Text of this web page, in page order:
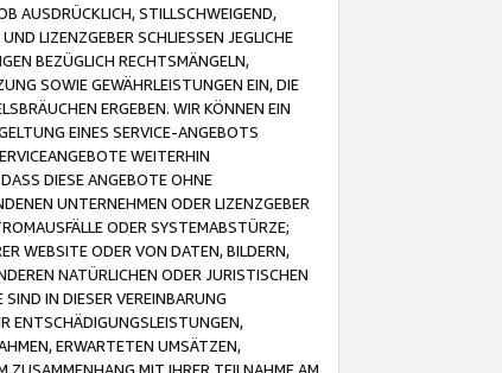
AUSDRÜCKLICH, STILLSCHWEIGEND,
LIZENZGEBER SCHLIESSEN JEGLICHE
BEZÜGLICH RECHTSMÄNGELN,
SOWIE GEWÄHRLEISTUNGEN EIN, DIE
ERGEBEN. WIR KÖNNEN EIN
EINES SERVICE-ANGEBOTS
WEITERHIN
DIESE ANGEBOTE OHNE
UNTERNEHMEN ODER LIZENZGEBER
ODER SYSTEMABSTÜRZE;
WEBSITE ODER VON DATEN, BILDERN,
NATÜRLICHEN ODER JURISTISCHEN
IN DIESER VEREINBARUNG
ENTSCHÄDIGUNGSLEISTUNGEN,
ERWARTETEN UMSÄTZEN,